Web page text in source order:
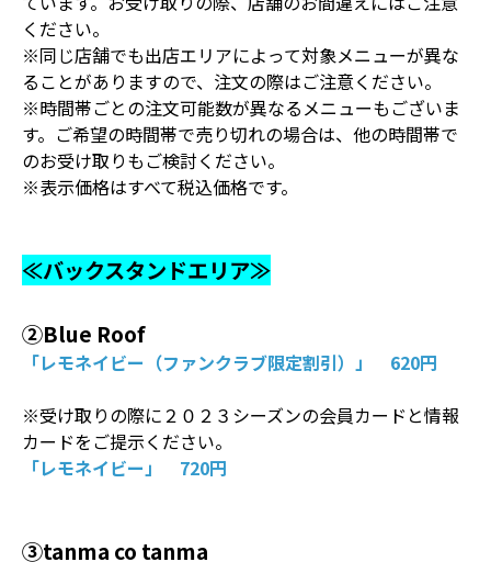
ください。
※同じ店舗でも出店エリアによって対象メニューが異な
ることがありますので、注文の際はご注意ください。
※時間帯ごとの注文可能数が異なるメニューもございま
す。ご希望の時間帯で売り切れの場合は、他の時間帯で
のお受け取りもご検討ください。
※表示価格はすべて税込価格です。
≪バックスタンドエリア≫
②Blue Roof
「レモネイビー（ファンクラブ限定割引）」 620円
※受け取りの際に２０２３シーズンの会員カードと情報
カードをご提示ください。
「レモネイビー」 720円
③tanma co tanma